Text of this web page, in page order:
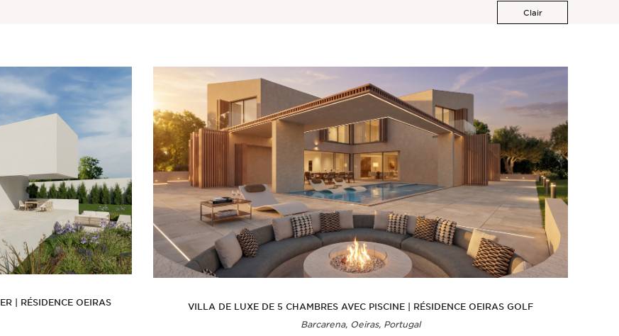
Clair
| RÉSIDENCE OEIRAS
VILLA DE LUXE DE 5 CHAMBRES AVEC PISCINE | RÉSIDENCE OEIRAS GOLF
Barcarena, Oeiras, Portugal